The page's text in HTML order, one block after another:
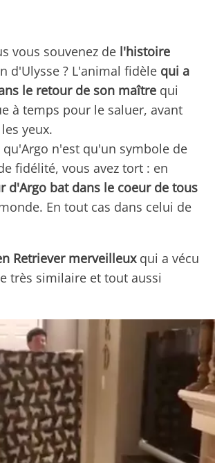
vous souvenez de l'histoire
d'Ulysse ? L'animal fidèle qui a
le retour de son maître qui
à temps pour le saluer, avant
yeux.
qu'Argo n'est qu'un symbole de
fidélité, vous avez tort : en
d'Argo bat dans le coeur de tous
En tout cas dans celui de
Retriever merveilleuxqui a vécu
très similaire et tout aussi